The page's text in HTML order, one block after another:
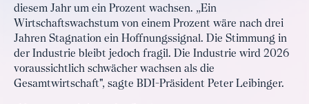
diesem Jahr um ein Prozent wachsen. „Ein
Wirtschaftswachstum von einem Prozent wäre nach drei
Jahren Stagnation ein Hoffnungssignal. Die Stimmung in
der Industrie bleibt jedoch fragil. Die Industrie wird 2026
voraussichtlich schwächer wachsen als die
Gesamtwirtschaft", sagte BDI-Präsident Peter Leibinger.